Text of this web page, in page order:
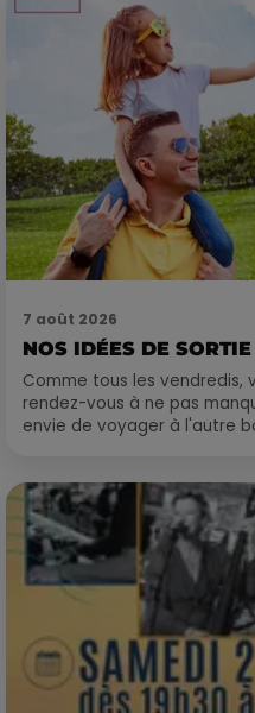
7 août 2026
NOS IDÉES DE
Comme tous les vendredis,
rendez-vous à ne pas
envie de voyager à l'autre